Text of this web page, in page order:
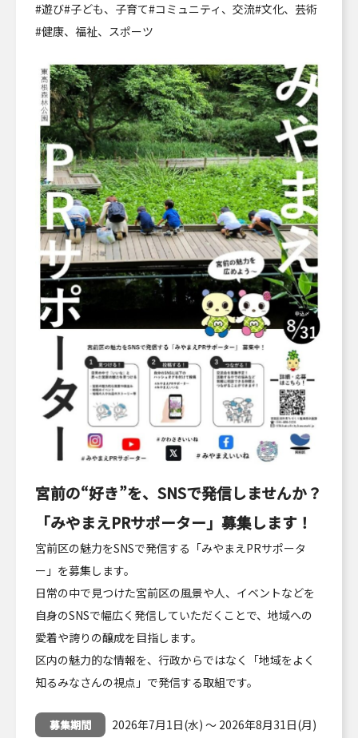
#遊び#子ども、子育て#コミュニティ、交流#文化、芸術
#健康、福祉、スポーツ
宮前の“好き”を、SNSで発信しませんか？
「みやまえPRサポーター」募集します！
宮前区の魅力をSNSで発信する「みやまえPRサポータ
ー」を募集します。
日常の中で見つけた宮前区の風景や人、イベントなどを
自身のSNSで幅広く発信していただくことで、地域への
愛着や誇りの醸成を目指します。
区内の魅力的な情報を、行政からではなく「地域をよく
知るみなさんの視点」で発信する取組です。
募集期間 2026年7月1日(水) ～ 2026年8月31日(月)